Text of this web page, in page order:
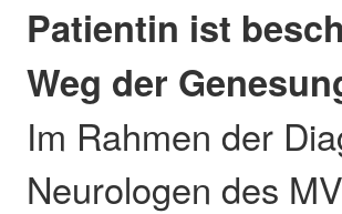
Patientin ist
Weg der
Im Rahmen der
Neurologen des